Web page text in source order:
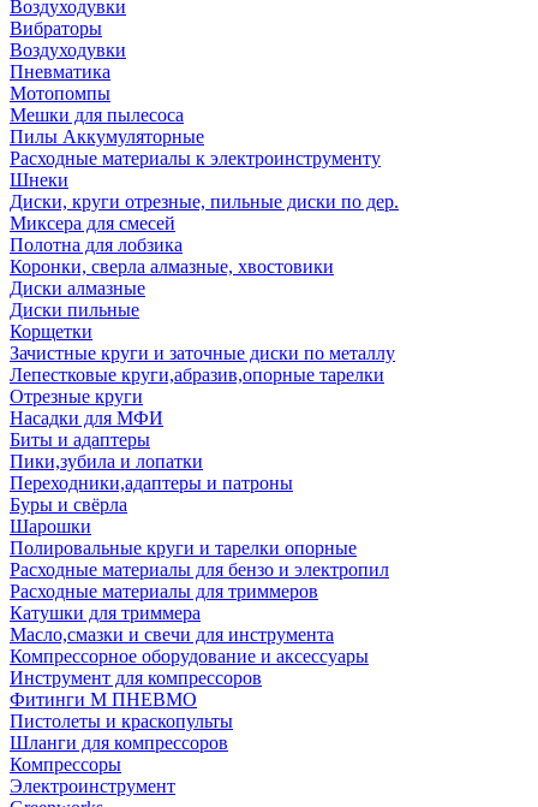
Воздуходувки
Вибраторы
Воздуходувки
Пневматика
Мотопомпы
Мешки для пылесоса
Пилы Аккумуляторные
Расходные материалы к электроинструменту
Шнеки
Диски, круги отрезные, пильные диски по дер.
Миксера для смесей
Полотна для лобзика
Коронки, сверла алмазные, хвостовики
Диски алмазные
Диски пильные
Корщетки
Зачистные круги и заточные диски по металлу
Лепестковые круги,абразив,опорные тарелки
Отрезные круги
Насадки для МФИ
Биты и адаптеры
Пики,зубила и лопатки
Переходники,адаптеры и патроны
Буры и свёрла
Шарошки
Полировальные круги и тарелки опорные
Расходные материалы для бензо и электропил
Расходные материалы для триммеров
Катушки для триммера
Масло,смазки и свечи для инструмента
Компрессорное оборудование и аксессуары
Инструмент для компрессоров
Фитинги М ПНЕВМО
Пистолеты и краскопульты
Шланги для компрессоров
Компрессоры
Электроинструмент